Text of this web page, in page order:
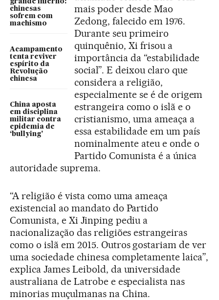
chinesas
sofrem com
machismo
Acampamento
tenta reviver
espírito da
Revolução
chinesa
China aposta
em disciplina
militar contra
epidemia de
‘bullying’
mais poder desde Mao
Zedong, falecido em 1976.
Durante seu primeiro
quinquênio, Xi frisou a
importância da “estabilidade
social”. E deixou claro que
considera a religião,
especialmente se é de origem
estrangeira como o islã e o
cristianismo, uma ameaça a
essa estabilidade em um país
nominalmente ateu e onde o
Partido Comunista é a única
autoridade suprema.
“A religião é vista como uma ameaça
existencial ao mandato do Partido
Comunista, e Xi Jinping pediu a
nacionalização das religiões estrangeiras
como o islã em 2015. Outros gostariam de ver
uma sociedade chinesa completamente laica”,
explica James Leibold, da universidade
australiana de Latrobe e especialista nas
minorias muçulmanas na China.